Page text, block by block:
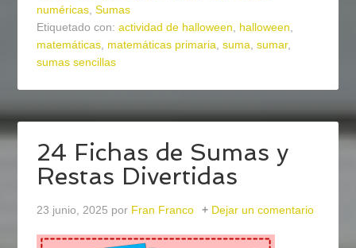
numéricas,Sumas
Etiquetado con:actividad de halloween, halloween,
matemáticas, matemáticas primaria,suma,sumar,
sumas sencillas
24 Fichas de Sumas y
Restas Divertidas
23 junio, 2025 por Fran Franco Dejar un comentario